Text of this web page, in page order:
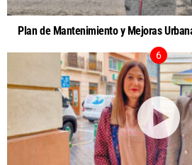
Plan de Mantenimiento y Mejoras